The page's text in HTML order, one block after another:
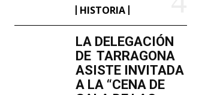
HISTORIA
LA DELEGACIÓN
DE TARRAGONA
ASISTE INVITADA
A LA “CENA DE